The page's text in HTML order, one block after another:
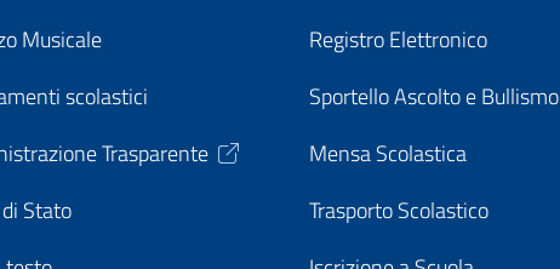
Musicale
scolastici
Trasparente
Stato
Registro Elettronico
Sportello Ascolto e Bullismo
Mensa Scolastica
Trasporto Scolastico